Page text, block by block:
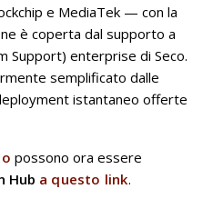
e MediaTek — con la
è coperta dal supporto a
Support) enterprise di Seco.
semplificato dalle
istantaneo offerte
possono ora essere
Hub a questo link.